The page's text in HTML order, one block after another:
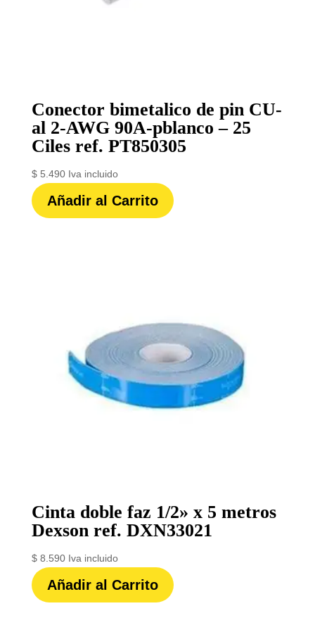
Conector bimetalico de pin CU-
al 2-AWG 90A-pblanco – 25
Ciles ref. PT850305
$5.490 Iva incluido
Añadir al Carrito
Cinta doble faz 1/2» x 5 metros
Dexson ref. DXN33021
$8.590 Iva incluido
Añadir al Carrito